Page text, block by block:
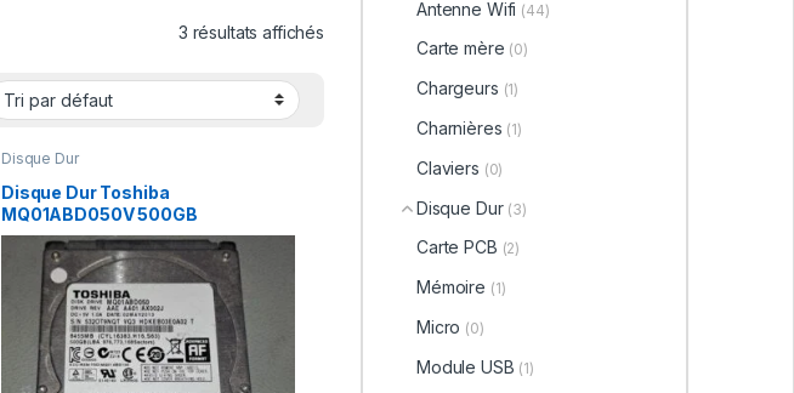
3 résultats affichés
Disque Dur
Disque Dur Toshiba
MQ01ABD050V 500GB
5400U/Min 8MB Cachette SATA II
Antenne Wifi (44)
Carte mère (0)
Chargeurs (1)
Charnières (1)
Claviers (0)
Disque Dur (3)
Carte PCB (2)
Mémoire (1)
Micro (0)
Module USB (1)